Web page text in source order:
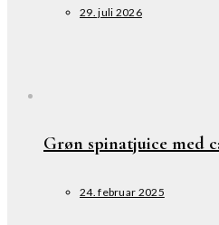
29. juli 2026
Grøn spinatjuice med
24. februar 2025